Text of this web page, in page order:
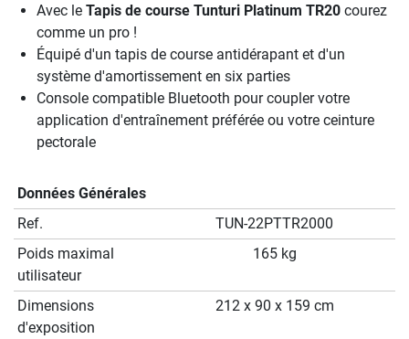
Avec le Tapis de course Tunturi Platinum TR20 courez
comme un pro !
Équipé d'un tapis de course antidérapant et d'un
système d'amortissement en six parties
Console compatible Bluetooth pour coupler votre
application d'entraînement préférée ou votre ceinture
pectorale
Données Générales
Ref.
TUN-22PTTR2000
Poids maximal
utilisateur
165 kg
Dimensions
d'exposition
212 x 90 x 159 cm